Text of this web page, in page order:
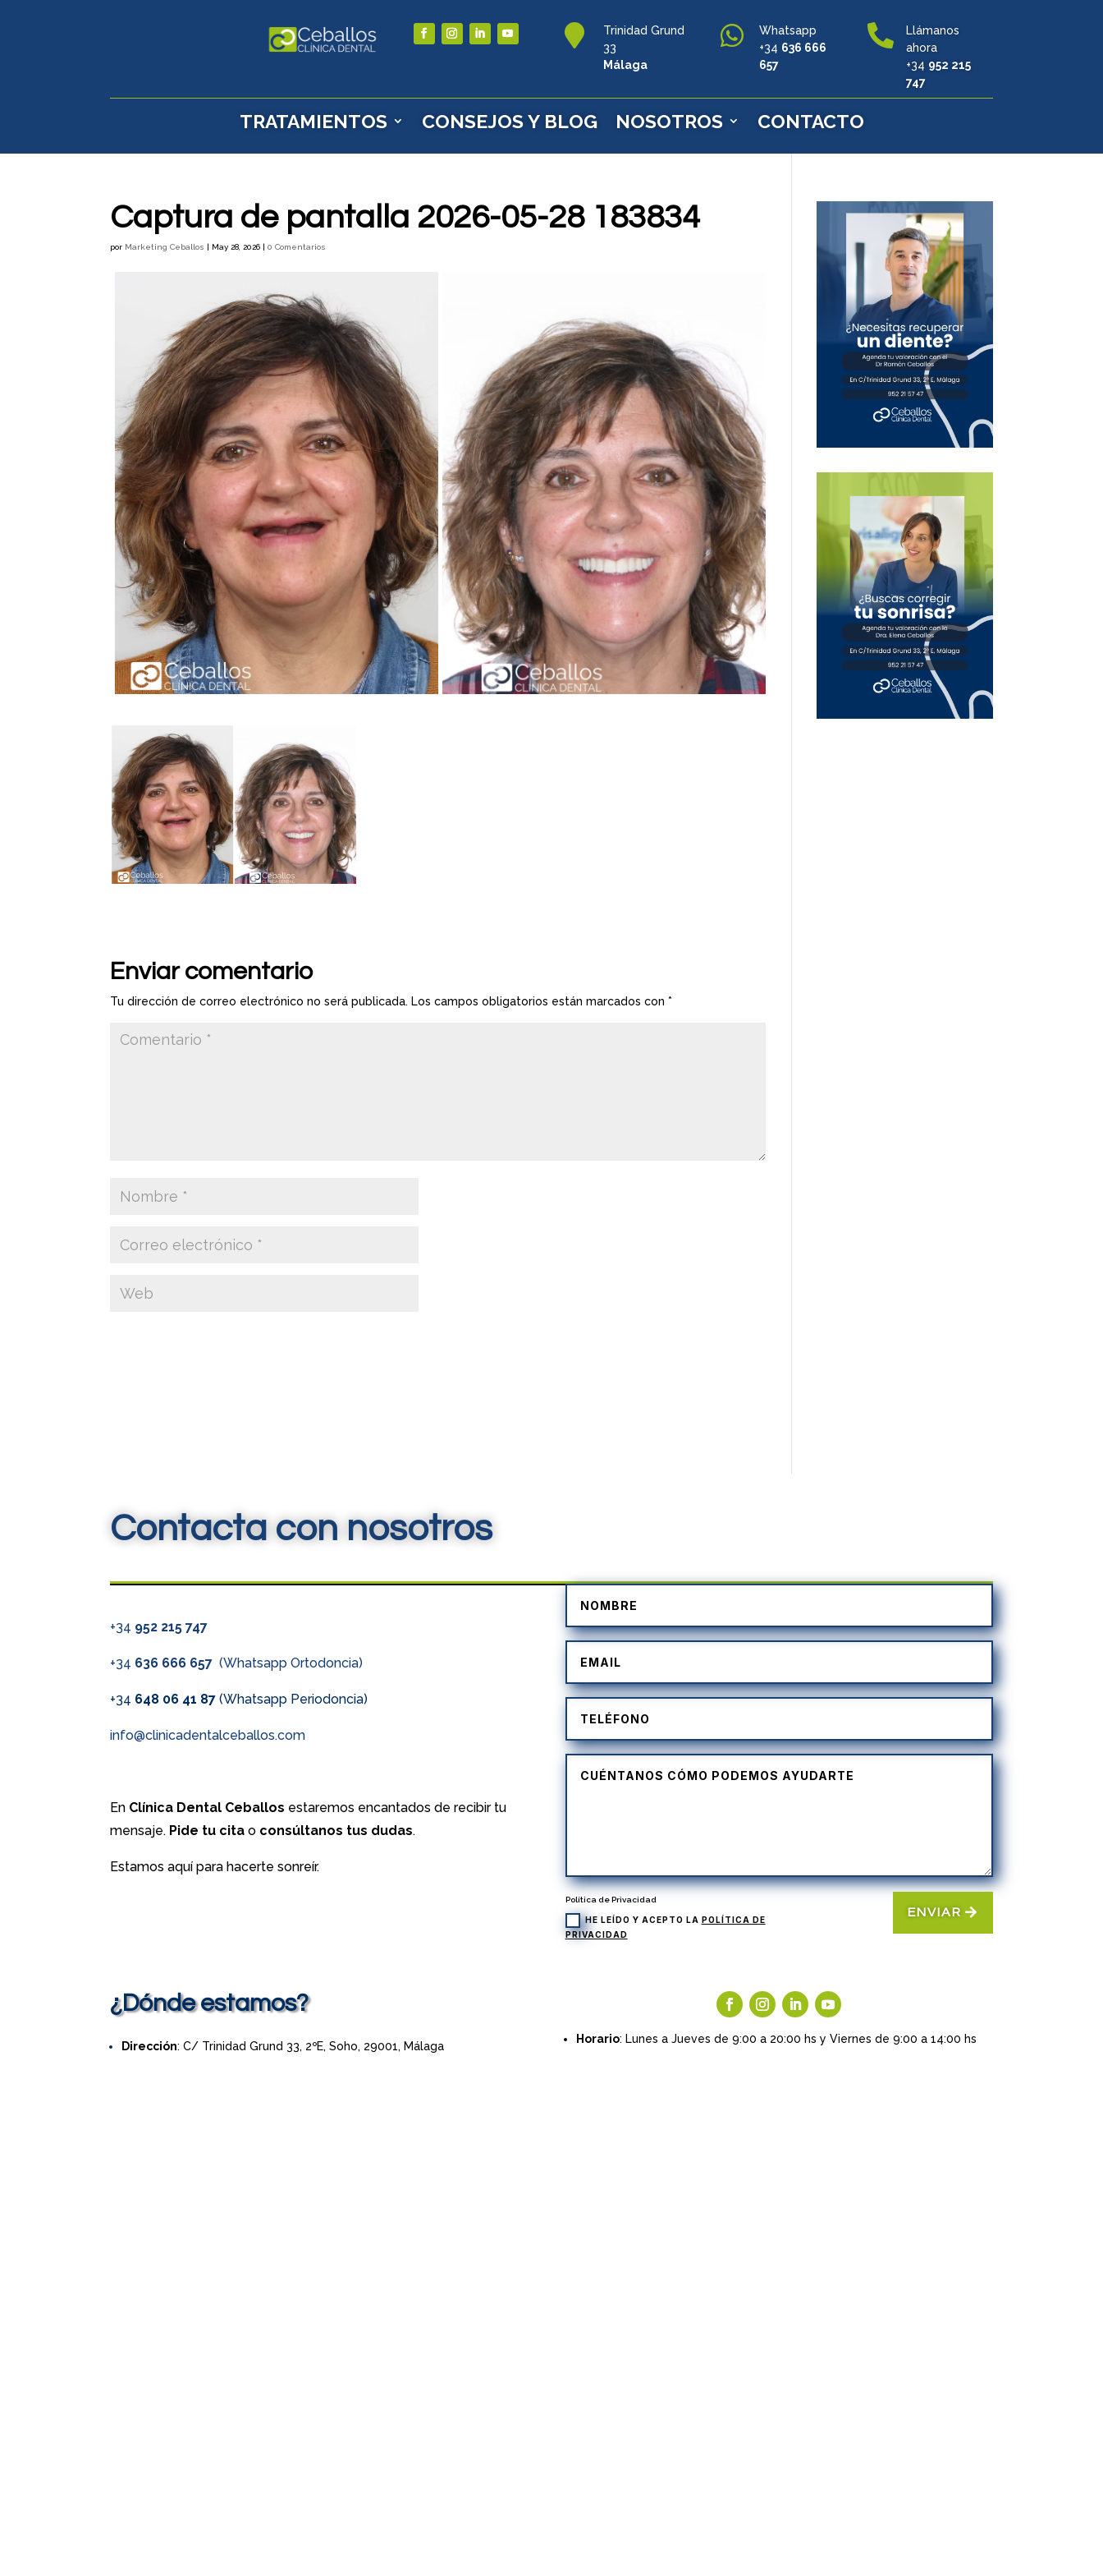

Trinidad Grund
33
Málaga

Whatsapp
+34 636 666
657

Llámanos
ahora
+34 952 215
747
TRATAMIENTOS CONSEJOS Y BLOG NOSOTROS CONTACTO
Captura de pantalla 2026-05-28 183834
por Marketing Ceballos | May 28, 2026 |0 Comentarios
Enviar comentario
Tu dirección de correo electrónico no será publicada. Los campos obligatorios están marcados con*
Contacta con nosotros
+34 952 215 747
+34 636 666 657(Whatsapp Ortodoncia)
+34 648 06 41 87 (Whatsapp Periodoncia)
info@clinicadentalceballos.com
En Clínica Dental Ceballos estaremos encantados de recibir tu
mensaje. Pide tu cita o consúltanos tus dudas.
Estamos aquí para hacerte sonreír.
Política de Privacidad
HE LEÍDO Y ACEPTO LA POLÍTICA DE
PRIVACIDAD
ENVIAR
¿Dónde estamos?
Dirección: C/ Trinidad Grund 33, 2ºE, Soho, 29001, Málaga
Horario: Lunes a Jueves de 9:00 a 20:00 hs y Viernes de 9:00 a 14:00 hs